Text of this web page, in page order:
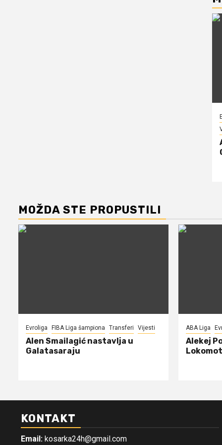
MOŽDA STE PROPUSTILI
Evroliga FIBA Liga šampiona Transferi Vijesti
Alen Smailagić nastavlja u
Galatasaraju
ABA Liga
Alekej
KONTAKT
Email: kosarka24h@gmail.com